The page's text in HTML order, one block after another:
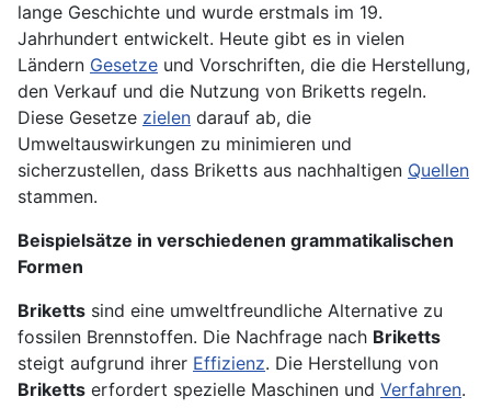
lange Geschichte und wurde erstmals im 19.
Jahrhundert entwickelt. Heute gibt es in vielen
Ländern Gesetze und Vorschriften, die die Herstellung,
den Verkauf und die Nutzung von Briketts regeln.
Diese Gesetze zielen darauf ab, die
Umweltauswirkungen zu minimieren und
sicherzustellen, dass Briketts aus nachhaltigen Quellen
stammen.
Beispielsätze in verschiedenen grammatikalischen
Formen
Briketts sind eine umweltfreundliche Alternative zu
fossilen Brennstoffen. Die Nachfrage nach Briketts
steigt aufgrund ihrer Effizienz. Die Herstellung von
Briketts erfordert spezielle Maschinen und Verfahren.